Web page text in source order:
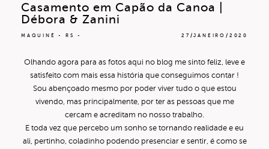
MAQUINÉ - RS 27/JANEIRO/2020
Casamento em Capão da Canoa |
Débora & Zanini
Olhando agora para as fotos aqui no blog me sinto feliz, leve e
satisfeito com mais essa história que conseguimos contar !
Sou abençoado mesmo por poder viver tudo o que estou
vivendo, mas principalmente, por ter as pessoas que me
cercam e acreditam no nosso trabalho.
E toda vez que percebo um sonho se tornando realidade e eu
ali, pertinho, coladinho podendo presenciar e sentir, é como se